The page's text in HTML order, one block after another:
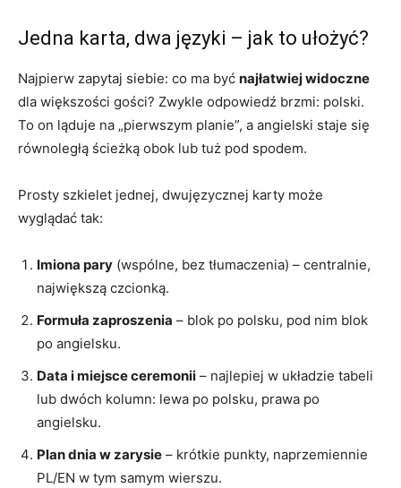
Jedna karta, dwa języki – jak to ułożyć?
Najpierw zapytaj siebie: co ma być najłatwiej widoczne
dla większości gości? Zwykle odpowiedź brzmi: polski.
To on ląduje na „pierwszym planie”, a angielski staje się
równoległą ścieżką obok lub tuż pod spodem.
Prosty szkielet jednej, dwujęzycznej karty może
wyglądać tak:
Imiona pary (wspólne, bez tłumaczenia) – centralnie,
największą czcionką.
Formuła zaproszenia – blok po polsku, pod nim blok
po angielsku.
Data i miejsce ceremonii – najlepiej w układzie tabeli
lub dwóch kolumn: lewa po polsku, prawa po
angielsku.
Plan dnia w zarysie – krótkie punkty, naprzemiennie
PL/EN w tym samym wierszu.